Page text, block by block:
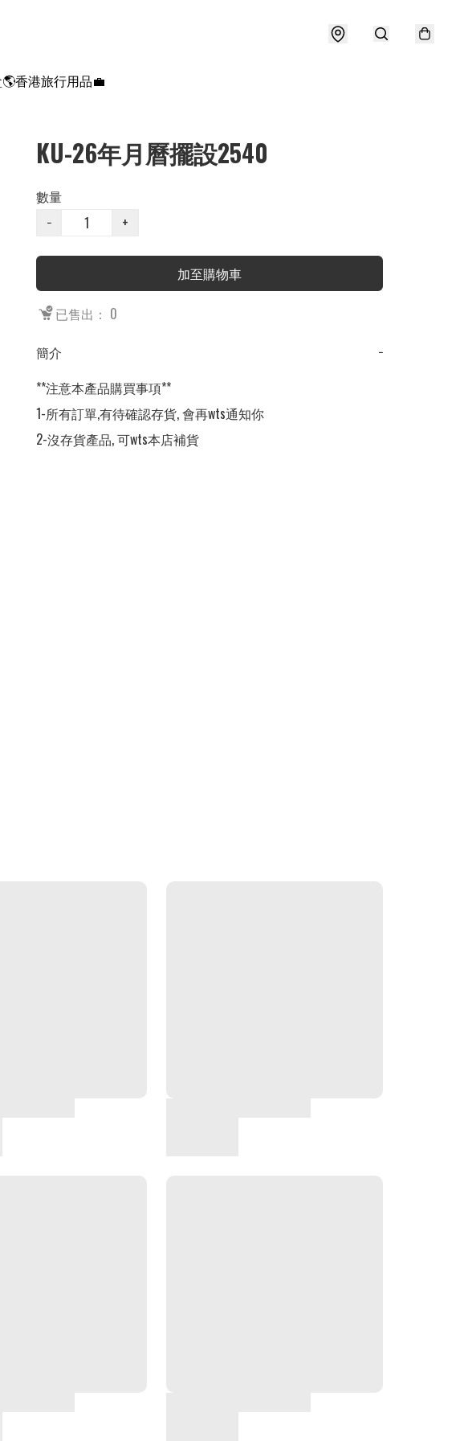
🌎香港旅行用品💼
KU-26年月曆擺設2540
數量
−
+
加至購物車
已售出： 0
簡介
−
**注意本產品購買事項**
1-所有訂單,有待確認存貨, 會再wts通知你
2-沒存貨產品, 可wts本店補貨